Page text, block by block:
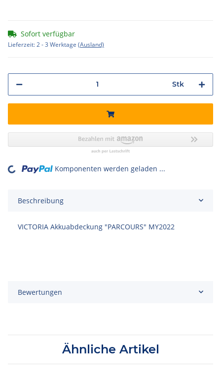
Sofort verfügbar
Lieferzeit:2 - 3 Werktage (Ausland)
Stk
Loading... Komponenten werden geladen ...
Beschreibung
VICTORIA Akkuabdeckung "PARCOURS" MY2022
Bewertungen
Ähnliche Artikel